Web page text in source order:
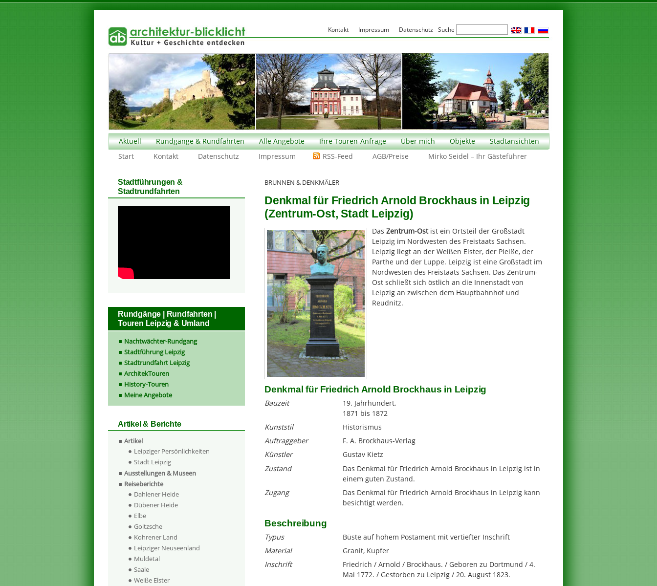
Aktuell Rundgänge & Rundfahrten Alle Angebote Ihre Touren-Anfrage Über mich Objekte
Stadtansichten
Start
Kontakt Datenschutz Impressum RSS-Feed AGB/Preise Mirko Seidel – Ihr Gästeführer
BRUNNEN & DENKMÄLER
Denkmal für Friedrich Arnold Brockhaus in Leipzig
(Zentrum-Ost, Stadt Leipzig)
Das Zentrum-Ostist ein Ortsteil der Großstadt
Leipzig im Nordwesten des Freistaats Sachsen.
Leipzig liegt an der Weißen Elster, der Pleiße, der
Parthe und der Luppe. Leipzig ist eine Großstadt im
Nordwesten des Freistaats Sachsen. Das Zentrum-
Ost schließt sich östlich an die Innenstadt von
Leipzig an zwischen dem Hauptbahnhof und
Reudnitz.
Denkmal für Friedrich Arnold Brockhaus in Leipzig
Bauzeit
19. Jahrhundert,
1871 bis 1872
Kunststil
Historismus
Auftraggeber
F. A. Brockhaus-Verlag
Künstler
Gustav Kietz
Zustand
Das Denkmal für Friedrich Arnold Brockhaus in Leipzig ist in
einem guten Zustand.
Zugang
Das Denkmal für Friedrich Arnold Brockhaus in Leipzig kann
besichtigt werden.
Beschreibung
Typus
Büste auf hohem Postament mit vertiefter Inschrift
Material
Granit, Kupfer
Inschrift
Friedrich / Arnold / Brockhaus. / Geboren zu Dortmund / 4.
Mai 1772. / Gestorben zu Leipzig / 20. August 1823.
Stadtführungen &
Stadtrundfahrten
Rundgänge | Rundfahrten |
Touren Leipzig & Umland
Nachtwächter-Rundgang
Stadtführung Leipzig
Stadtrundfahrt Leipzig
ArchitekTouren
History-Touren
Meine Angebote
Artikel & Berichte
Artikel
Leipziger Persönlichkeiten
Stadt Leipzig
Ausstellungen & Museen
Reiseberichte
Dahlener Heide
Dübener Heide
Elbe
Goitzsche
Kohrener Land
Leipziger Neuseenland
Muldetal
Saale
Weiße Elster
Kontakt Impressum Datenschutz Suche